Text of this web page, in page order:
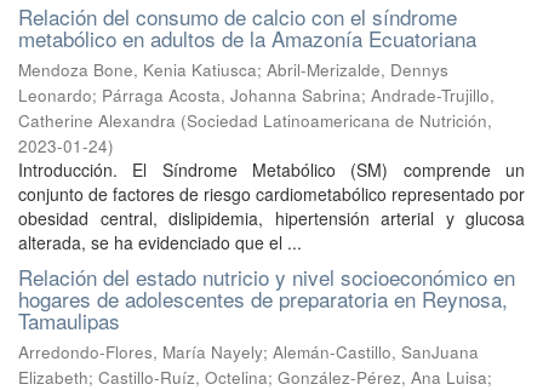
Relación del consumo de calcio con el síndrome
metabólico en adultos de la Amazonía Ecuatoriana
Mendoza Bone, Kenia Katiusca; Abril-Merizalde, Dennys
Leonardo; Párraga Acosta, Johanna Sabrina; Andrade-Trujillo,
Catherine Alexandra (Sociedad Latinoamericana de Nutrición,
2023-01-24)
Introducción. El Síndrome Metabólico (SM) comprende un
conjunto de factores de riesgo cardiometabólico representado por
obesidad central, dislipidemia, hipertensión arterial y glucosa
alterada, se ha evidenciado que el ...
Relación del estado nutricio y nivel socioeconómico en
hogares de adolescentes de preparatoria en Reynosa,
Tamaulipas
Arredondo-Flores, María Nayely; Alemán-Castillo, SanJuana
Elizabeth; Castillo-Ruíz, Octelina; González-Pérez, Ana Luisa;